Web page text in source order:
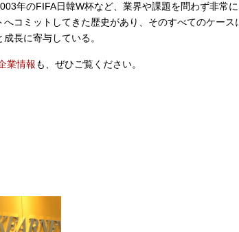
年のFIFA日韓W杯など、業界や課題を問わず非常に
コミットしてきた歴史があり、そのすべてのケース
長に寄与している。
業情報も、ぜひご覧ください。